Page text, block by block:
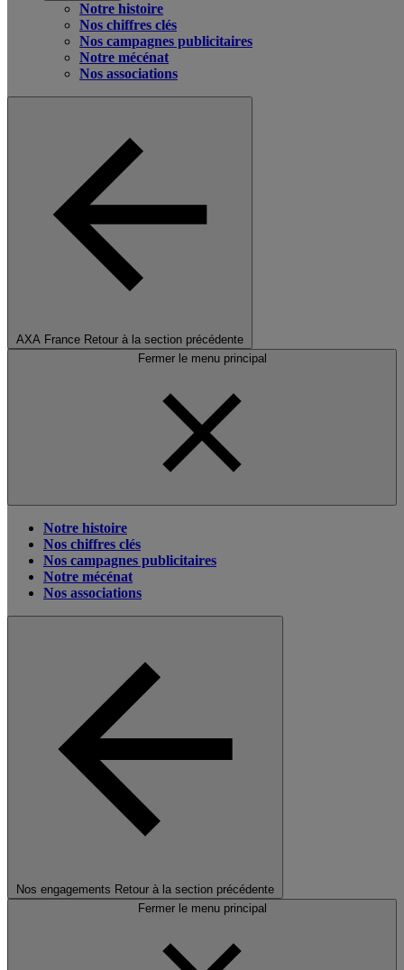
Notre histoire
Nos chiffres clés
Nos campagnes publicitaires
Notre mécénat
Nos associations
AXA France Retour à la section précédente
Fermer le menu principal
Notre histoire
Nos chiffres clés
Nos campagnes publicitaires
Notre mécénat
Nos associations
Nos engagements Retour à la section précédente
Fermer le menu principal